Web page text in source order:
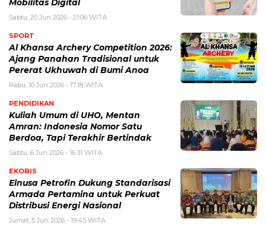
Mobilitas Digital
Sabtu, 20 Jun 2026 - 21:06 WITA
SPORT
Al Khansa Archery Competition 2026:
Ajang Panahan Tradisional untuk
Pererat Ukhuwah di Bumi Anoa
Rabu, 10 Jun 2026 - 17:18 WITA
PENDIDIKAN
Kuliah Umum di UHO, Mentan
Amran: Indonesia Nomor Satu
Berdoa, Tapi Terakhir Bertindak
Sabtu, 6 Jun 2026 - 16:31 WITA
EKOBIS
Elnusa Petrofin Dukung Standarisasi
Armada Pertamina untuk Perkuat
Distribusi Energi Nasional
Jumat, 5 Jun 2026 - 19:45 WITA